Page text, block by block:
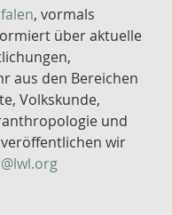
, vormals
über aktuelle
aus den Bereichen
Volkskunde,
und
wir